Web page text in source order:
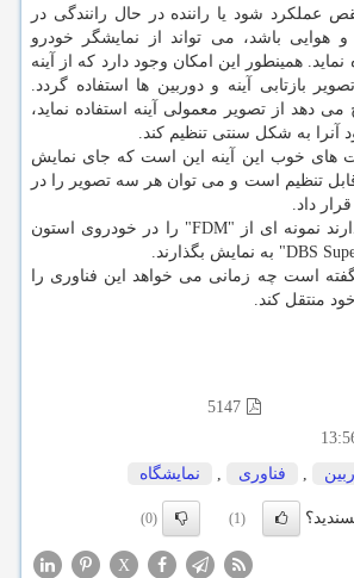
عملكرد شود یا راننده در حال رانندگی در
هوایی باشد، می تواند از نمایشگر خودرو
نماید. همینطور این امكان وجود دارد كه از آینه
بازتابی آینه و دوربین ها استفاده گردد.
می دهد از تصویر معمولی آینه استفاده نماید،
آنرا به شكل سنتی تنظیم كند.
های خوب این آینه این است كه جای نمایش
تنظیم است و می توان هر سه تصویر را در
داد.
این دو شركت قصد دارند نمونه ای از "FDM" را در خودروی استون
است چه زمانی می خواهد این فناوری را
منتقل كند.
5147
فناوری نمایشگاه
(1)
(0)
X